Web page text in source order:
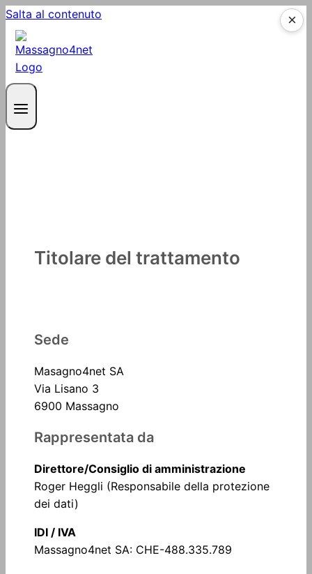
Salta al contenuto
Titolare del trattamento
Sede
Masagno4net SA
Via Lisano 3
6900 Massagno
Rappresentata da
Direttore/Consiglio di amministrazione
Roger Heggli (Responsabile della protezione
dei dati)
IDI / IVA
Massagno4net SA: CHE-488.335.789
×